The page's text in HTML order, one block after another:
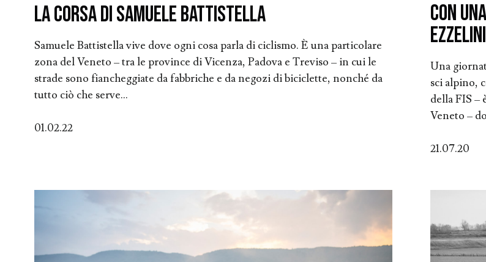
La corsa di Samuele Battistella
Samuele Battistella vive dove ogni cosa parla di ciclismo. È una particolare
zona del Veneto – tra le province di Vicenza, Padova e Treviso – in cui le
strade sono fiancheggiate da fabbriche e da negozi di biciclette, nonché da
tutto ciò che serve...
01.02.22
Con
Una
sci alpino,
della FIS –
Veneto –
21.07.20